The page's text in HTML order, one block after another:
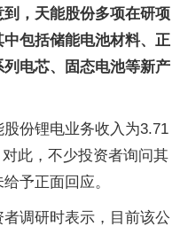
到，天能股份多项在研项
包括储能电池材料、正
电芯、固态电池等新产
份锂电业务收入为3.71
此，不少投资者询问其
予正面回应。
调研时表示，目前该公